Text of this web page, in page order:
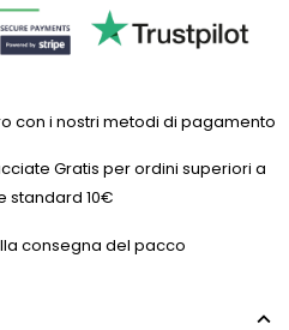
con i nostri metodi di pagamento
Gratis per ordini superiori a
standard 10€
consegna del pacco